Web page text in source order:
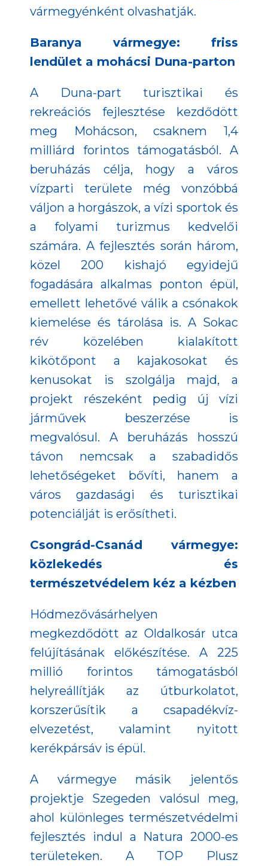
vármegyénként olvashatják.
Baranya vármegye: friss
lendület a mohácsi Duna-parton
A Duna-part turisztikai és
rekreációs fejlesztése kezdődött
meg Mohácson, csaknem 1,4
milliárd forintos támogatásból. A
beruházás célja, hogy a város
vízparti területe még vonzóbbá
váljon a horgászok, a vízi sportok és
a folyami turizmus kedvelői
számára. A fejlesztés során három,
közel 200 kishajó egyidejű
fogadására alkalmas ponton épül,
emellett lehetővé válik a csónakok
kiemelése és tárolása is. A Sokac
rév közelében kialakított
kikötőpont a kajakosokat és
kenusokat is szolgálja majd, a
projekt részeként pedig új vízi
járművek beszerzése is
megvalósul. A beruházás hosszú
távon nemcsak a szabadidős
lehetőségeket bővíti, hanem a
város gazdasági és turisztikai
potenciálját is erősítheti.
Csongrád-Csanád vármegye:
közlekedés és
természetvédelem kéz a kézben
Hódmezővásárhelyen
megkezdődött az Oldalkosár utca
felújításának előkészítése. A 225
millió forintos támogatásból
helyreállítják az útburkolatot,
korszerűsítik a csapadékvíz-
elvezetést, valamint nyitott
kerékpársáv is épül.
A vármegye másik jelentős
projektje Szegeden valósul meg,
ahol különleges természetvédelmi
fejlesztés indul a Natura 2000-es
területeken. A TOP Plusz